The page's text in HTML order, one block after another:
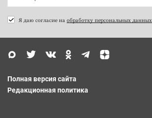
Я даю согласие на обработку персональных данных
Полная версия сайта
Редакционная политика